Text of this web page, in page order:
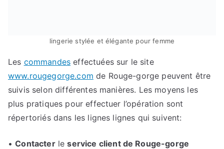
lingerie stylée et élégante pour femme
Les commandes effectuées sur le site
www.rougegorge.com de Rouge-gorge peuvent être
suivis selon différentes manières. Les moyens les
plus pratiques pour effectuer l’opération sont
répertoriés dans les lignes lignes qui suivent:
•Contacterleservice client de Rouge-gorge